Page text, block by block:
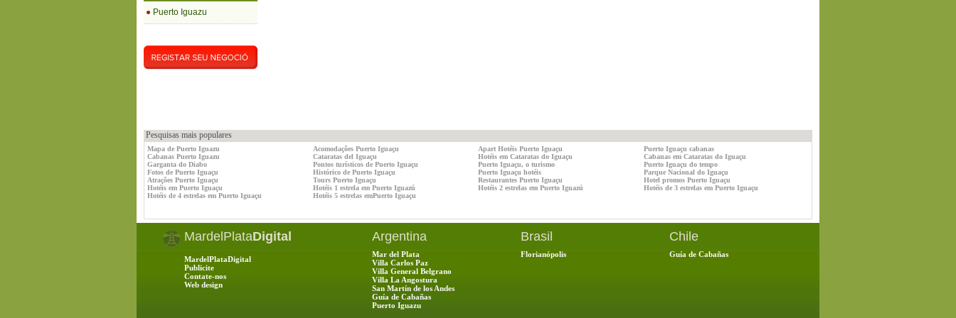
Puerto Iguazu
Pesquisas mais populares
Mapa de Puerto Iguazu Acomodações Puerto Iguaçu Apart Hotéis Puerto Iguaçu
Puerto Iguaçu cabanas
Cabanas Puerto Iguazu
Cataratas del Iguaçu Hotéis em Cataratas do Iguaçu
Cabanas em Cataratas do Iguaçu
Garganta do Diabo
Pontos turísticos de Puerto Iguaçu Puerto Iguaçu, o turismo
Puerto Iguaçu do tempo
Fotos de Puerto Iguaçu
Histórico de Puerto Iguaçu Puerto Iguaçu hotéis
Parque Nacional do Iguaçu
Atrações Puerto Iguaçu
Tours Puerto Iguaçu Restaurantes Puerto Iguaçu
Hotel promos Puerto Iguaçu
Hotéis em Puerto Iguaçu
Hotéis 1 estrela em Puerto Iguazú Hotéis 2 estrelas em Puerto Iguazú
Hotéis de 3 estrelas em Puerto Iguaçu
Hotéis de 4 estrelas em Puerto Iguaçu
Hotéis 5 estrelas emPuerto Iguaçu
MardelPlataDigital
MardelPlataDigital
Publicite
Contate-nos
Web design
Argentina
Mar del Plata
Villa Carlos Paz
Villa General Belgrano
Villa La Angostura
San Martín de los Andes
Guía de Cabañas
Puerto Iguazu
Brasil
Florianópolis
Chile
Guía de Cabañas